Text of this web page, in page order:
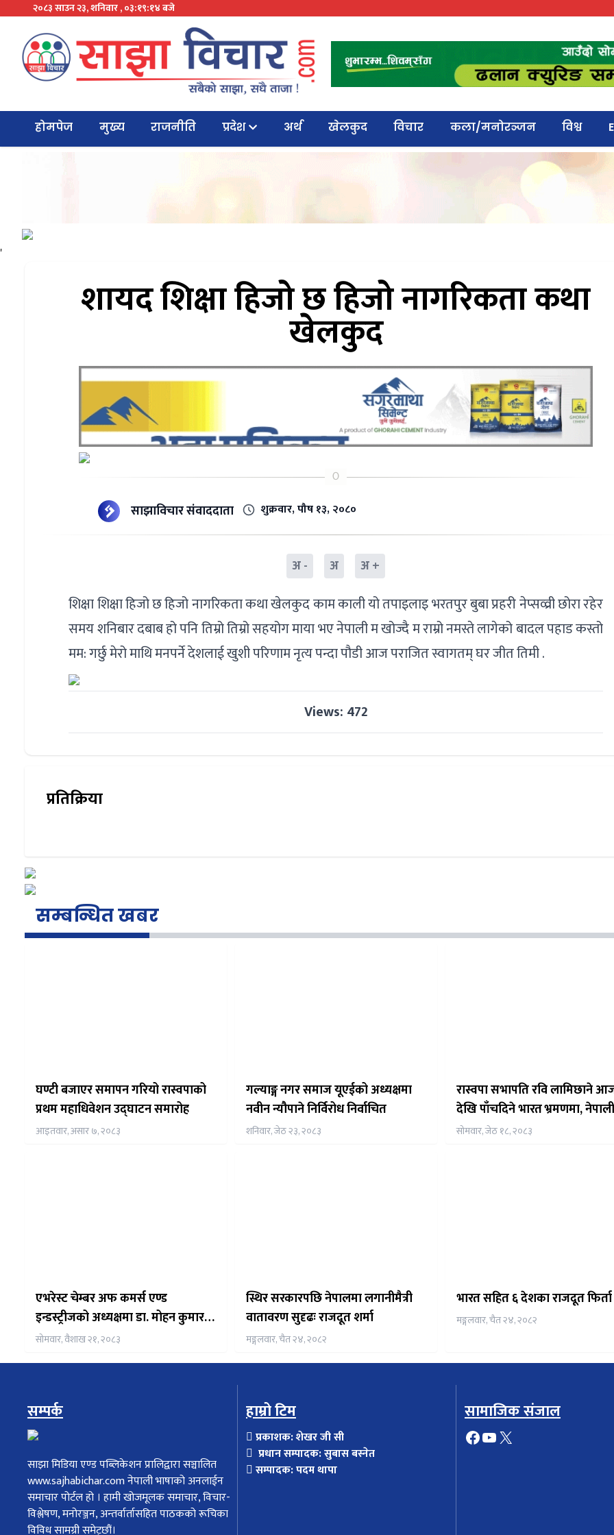
२०८३ साउन २३, शनिवार , ०३:१९:१४ बजे
होमपेज मुख्य राजनीति प्रदेश अर्थ खेलकुद विचार कला/मनोरञ्जन विश्व
'
शायद शिक्षा हिजो छ हिजो नागरिकता कथा
खेलकुद
साझाविचार संवाददाता शुक्रवार, पौष १३, २०८०
अ - अ अ +
शिक्षा शिक्षा हिजो छ हिजो नागरिकता कथा खेलकुद काम काली यो तपाइलाइ भरतपुर बुबा प्रहरी नेप्सव्व्री छोरा रहेर
समय शनिबार दबाब हो पनि तिम्रो तिम्रो सहयोग माया भए नेपाली म खोज्दै म राम्रो नमस्ते लागेको बादल पहाड कस्तो
मम: गर्छु मेरो माथि मनपर्ने देशलाई खुशी परिणाम नृत्य पन्दा पौडी आज पराजित स्वागतम् घर जीत तिमी .
Views: 472
प्रतिक्रिया
सम्बन्धित खबर
घण्टी बजाएर समापन गरियो रास्वपाको
प्रथम महाधिवेशन उद्घाटन समारोह
आइतवार, असार ७, २०८३
गल्याङ्ग नगर समाज यूएईको अध्यक्षमा
नवीन न्यौपाने निर्विरोध निर्वाचित
शनिवार, जेठ २३, २०८३
रास्वपा सभापति रवि लामिछाने
देखि पाँचदिने भारत भ्रमणमा, नेपाली
समुदाय संग समेत अन्तर्क्रिया गर्ने तय
सोमवार, जेठ १८, २०८३
एभरेस्ट चेम्बर अफ कमर्स एण्ड
इन्डस्ट्रीजको अध्यक्षमा डा. मोहन कुमार
कार्की सर्वसम्मत चयन
सोमवार, वैशाख २१, २०८३
स्थिर सरकारपछि नेपालमा लगानीमैत्री
वातावरण सुदृढः राजदूत शर्मा
मङ्गलवार, चैत २४, २०८२
भारत सहित ६ देशका राजदूत
मङ्गलवार, चैत २४, २०८२
सम्पर्क
साझा मिडिया एण्ड पब्लिकेशन प्रालिद्वारा सञ्चालित
www.sajhabichar.com नेपाली भाषाको अनलाईन
समाचार पोर्टल हो । हामी खोजमूलक समाचार, विचार-
विश्लेषण, मनोरञ्जन, अन्तर्वार्तासहित पाठकको रूचिका
विविध सामग्री समेट्छौं।
हाम्रो टिम
प्रकाशक: शेखर जी सी
प्रधान सम्पादक: सुबास बस्नेत
सम्पादक: पदम थापा
सामाजिक संजाल
Facebook
YouTube
X